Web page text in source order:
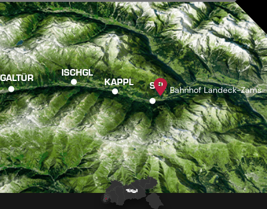
GALTÜR ISCHGL
KAPPL SEE Bahnhof Landeck-Zams